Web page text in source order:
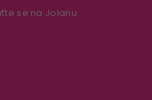
se na Jolanu